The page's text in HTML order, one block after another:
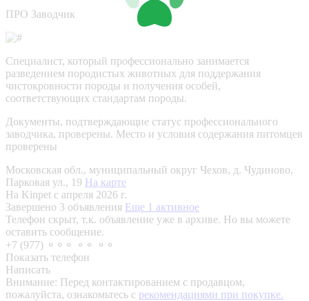
ПРО Заводчик
Специалист, который профессионально занимается
разведением породистых животных для поддержания
чистокровности породы и получения особей,
соответствующих стандартам породы.
Документы, подтверждающие статус профессионального
заводчика, проверены. Место и условия содержания питомцев
проверены
Московская обл., муниципальный округ Чехов, д. Чудиново,
Парковая ул., 19 На карте
На Kinpet c апреля 2026 г.
Завершено 3 объявления Еще 1 активное
Телефон скрыт, т.к. объявление уже в архиве. Но вы можете
оставить сообщение.
+7 (977) ⚬⚬⚬ ⚬⚬ ⚬⚬
Показать телефон
Написать
Внимание: Перед контактированием с продавцом,
пожалуйста, ознакомьтесь с рекомендациями при покупке.